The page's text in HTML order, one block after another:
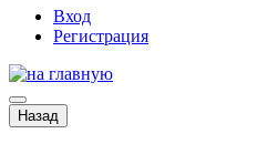
Вход
Регистрация
Назад